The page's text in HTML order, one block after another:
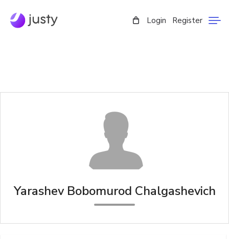
Login Register
Yarashev Bobomurod Chalgashevich